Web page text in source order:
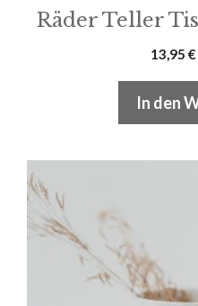
Räder Teller
13,95 €
In den